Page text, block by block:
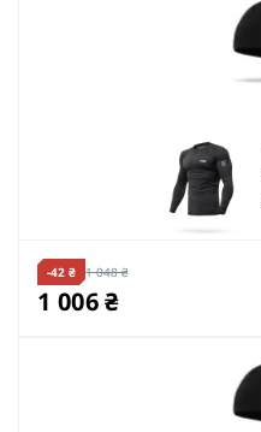
-42 ₴ 1 048 ₴
1 006 ₴